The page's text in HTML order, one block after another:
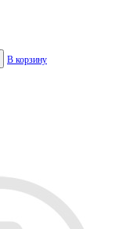
В корзину